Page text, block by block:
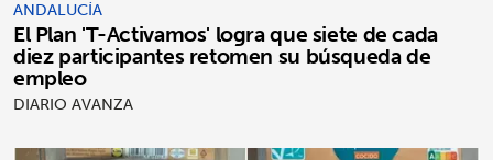
ANDALUCÍA
El Plan 'T-Activamos' logra que siete de cada
diez participantes retomen su búsqueda de
empleo
DIARIO AVANZA